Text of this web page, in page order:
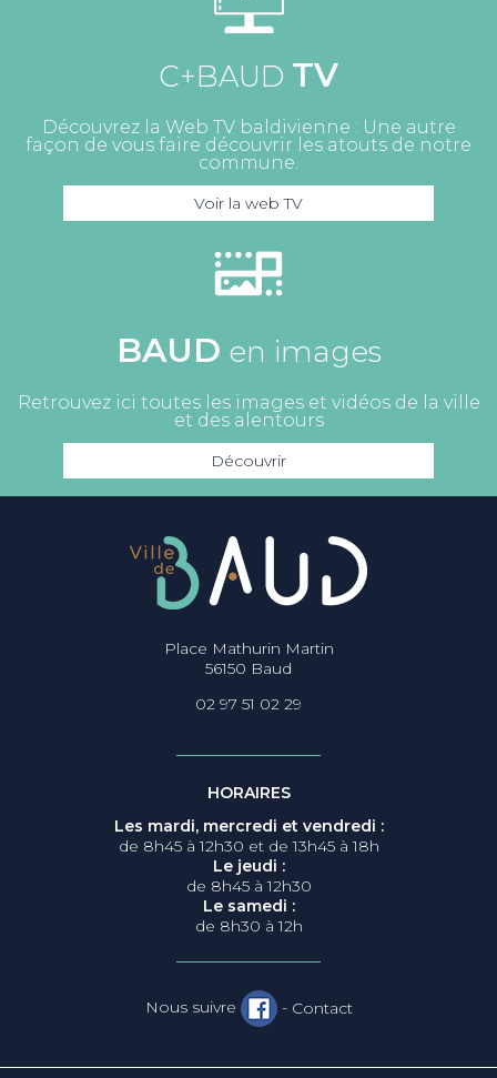
C+BAUD TV
Découvrez la Web TV baldivienne : Une autre
façon de vous faire découvrir les atouts de notre
commune.
Voir la web TV
BAUD en images
Retrouvez ici toutes les images et vidéos de la ville
et des alentours
Découvrir
Place Mathurin Martin
56150 Baud
02 97 51 02 29
HORAIRES
Les mardi, mercredi et vendredi :
de 8h45 à 12h30 et de 13h45 à 18h
Le jeudi :
de 8h45 à 12h30
Le samedi :
de 8h30 à 12h
Nous suivre - Contact